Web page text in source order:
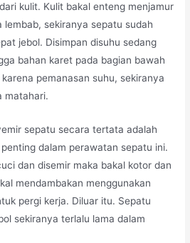
kulit. Kulit bakal enteng menjamur
lembab, sekiranya sepatu sudah
jebol. Disimpan disuhu sedang
bahan karet pada bagian bawah
pemanasan suhu, sekiranya
matahari.
sepatu secara tertata adalah
dalam perawatan sepatu ini.
dan disemir maka bakal kotor dan
mendambakan menggunakan
pergi kerja. Diluar itu. Sepatu
sekiranya terlalu lama dalam